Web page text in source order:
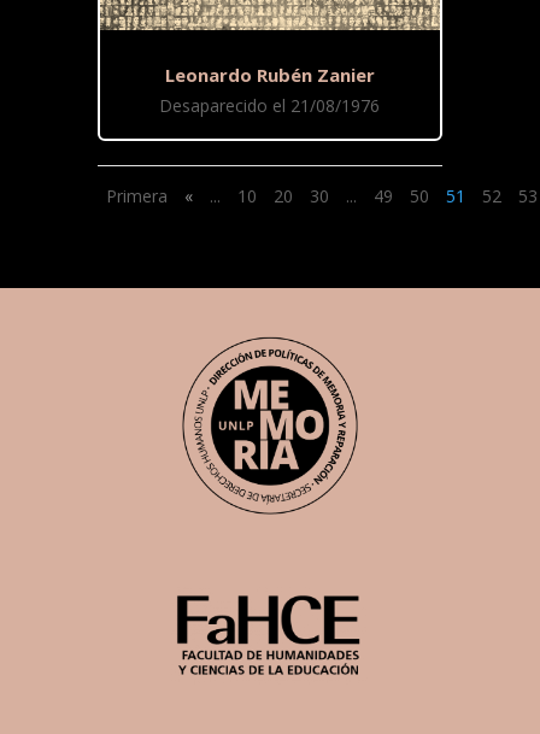
Leonardo Rubén Zanier
Desaparecido el 21/08/1976
Primera « ... 10 20 30 ... 49 50 51 52 53